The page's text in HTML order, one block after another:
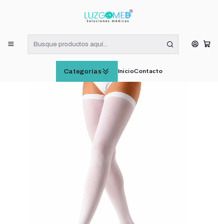
Categorías InicioContacto
¡RECIBE HOY! COMPRAS DE LUNES A VIERNES HASTA LAS 16:00
Inicio
INSUMOS MÉDICOS
Media Antiembólica Sanyleg Muslo 18-20 mm H61 XL